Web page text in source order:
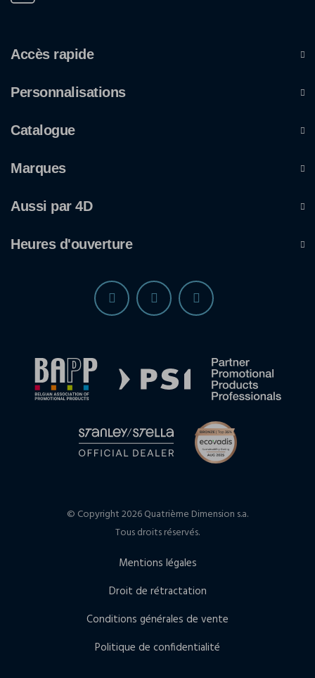
Accès rapide
Personnalisations
Catalogue
Marques
Aussi par 4D
Heures d'ouverture
© Copyright 2026 Quatrième Dimension s.a.
Tous droits réservés.
Mentions légales
Droit de rétractation
Conditions générales de vente
Politique de confidentialité